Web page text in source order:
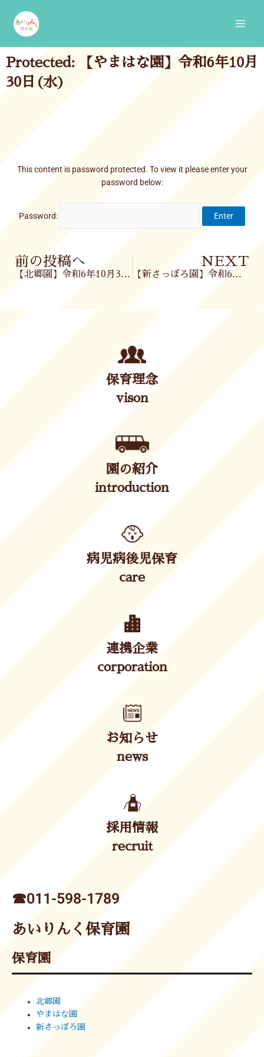
content
Protected: 【やまはな園】令和6年10月
30日(水)
This content is password protected. To view it please enter your
password below:
Password:
Prev
前の投稿へ
【北郷園】令和6年10月30日(水)
NEXT
【新さっぽろ園】令和6年10月30日(水)
保育理念
vison
園の紹介
introduction
病児病後児保育
care
連携企業
corporation
お知らせ
news
採用情報
recruit
☎︎011-598-1789
あいりんく保育園
保育園
北郷園
やまはな園
新さっぽろ園